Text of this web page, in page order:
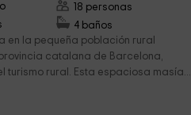
18 personas
4 baños
en la pequeña población rural
catalana de Barcelona,
turismo rural. Esta espaciosa masía...